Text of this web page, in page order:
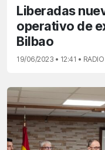
Liberadas
operativo de
Bilbao
19/06/2023 • 12:41 • RADIO